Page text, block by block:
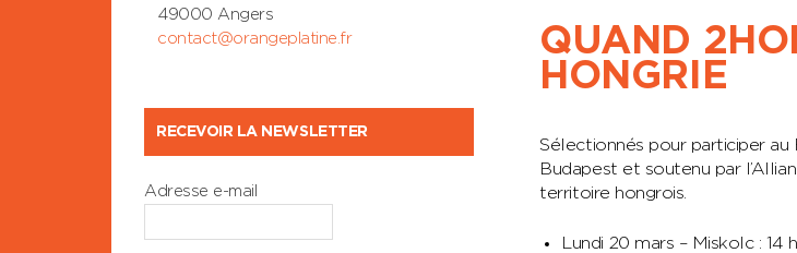
QUAND
HONGRIE
Sélectionnés pour participer
Budapest et soutenu par
territoire hongrois.
Lundi 20 mars – Miskolc :
49000 Angers
contact@orangeplatine.fr
RECEVOIR LA NEWSLETTER
Adresse e-mail